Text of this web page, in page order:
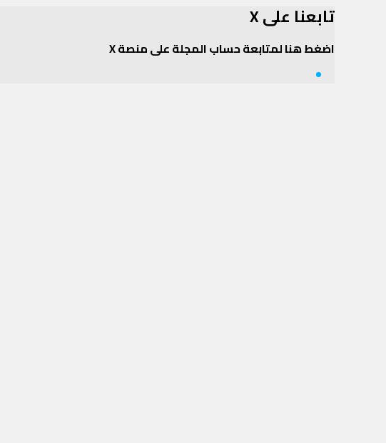
تابعنا على X
اضغط هنا لمتابعة حساب المجلة على منصة X